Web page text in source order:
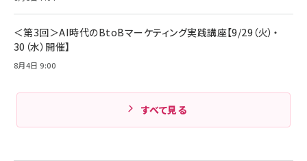
＜第3回＞AI時代のBtoBマーケティング実践講座【9/29（火）・
30（水）開催】
8月4日 9:00
すべて見る